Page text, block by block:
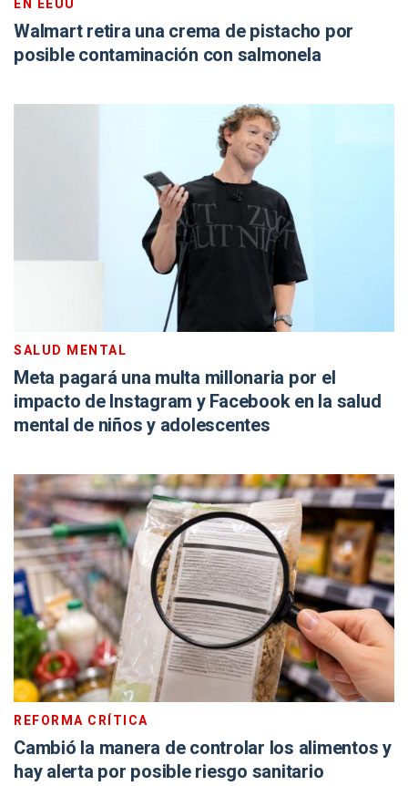
EN EEUU
Walmart retira una crema de pistacho por
posible contaminación con salmonela
SALUD MENTAL
Meta pagará una multa millonaria por el
impacto de Instagram y Facebook en la salud
mental de niños y adolescentes
REFORMA CRÍTICA
Cambió la manera de controlar los alimentos y
hay alerta por posible riesgo sanitario